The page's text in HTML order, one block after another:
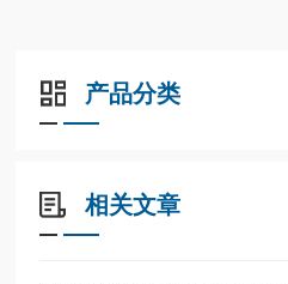
产品分类
相关文章